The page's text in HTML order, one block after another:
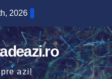
2026
azi!